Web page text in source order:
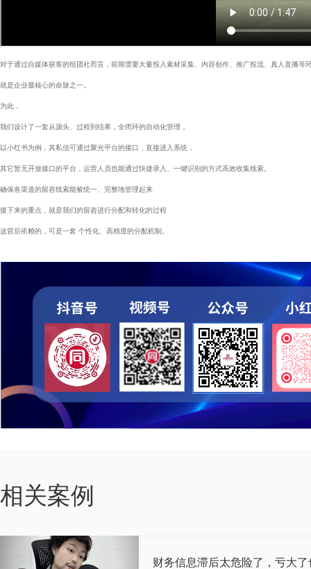
对于通过自媒体获客的组团社而言，前期需要大量投入素材采集、内容创作、推广投流、真人直播
就是企业最核心的命脉之一。
为此，
我们设计了一套从源头、过程到结果，全闭环的自动化管理，
以小红书为例，其私信可通过聚光平台的接口，直接进入系统，
其它暂无开放接口的平台，运营人员也能通过快捷录入、一键识别的方式高效收集线索。
确保各渠道的留咨线索能被统一、完整地管理起来
接下来的重点，就是我们的留咨进行分配和转化的过程
这背后依赖的，可是一套 个性化、高精度的分配机制。
相关案例
04-14
2025
财务信息滞后太危险了，亏大